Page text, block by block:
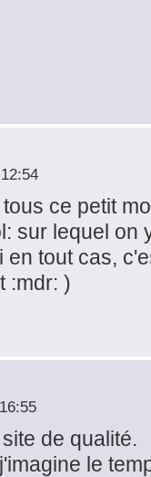
ce petit
sur lequel on
en tout cas,
:mdr: )
de qualité.
le